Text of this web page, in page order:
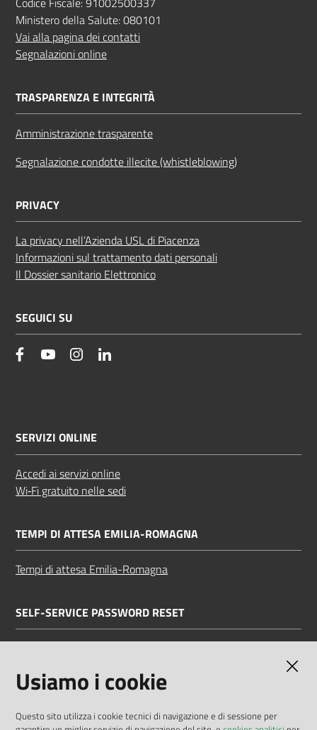
Ministero della Salute: 080101
Vai alla pagina dei contatti
Segnalazioni online
TRASPARENZA E INTEGRITÀ
Amministrazione trasparente
Segnalazione condotte illecite (whistleblowing)
PRIVACY
La privacy nell’Azienda USL di Piacenza
Informazioni sul trattamento dati personali
Il Dossier sanitario Elettronico
SEGUICI SU
facebookYouTube Instagram
SERVIZI ONLINE
Accedi ai servizi online
Wi‑Fi gratuito nelle sedi
TEMPI DI ATTESA EMILIA-ROMAGNA
Tempi di attesa Emilia-Romagna
SELF-SERVICE PASSWORD RESET
Usiamo i cookie
Questo sito utilizza i cookie tecnici di navigazione e di sessione per